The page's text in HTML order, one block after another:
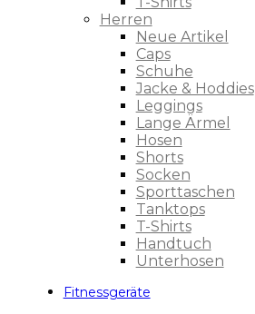
Herren
Neue Artikel
Caps
Schuhe
Jacke & Hoddies
Leggings
Lange Ärmel
Hosen
Shorts
Socken
Sporttaschen
Tanktops
T-Shirts
Handtuch
Unterhosen
Fitnessgeräte